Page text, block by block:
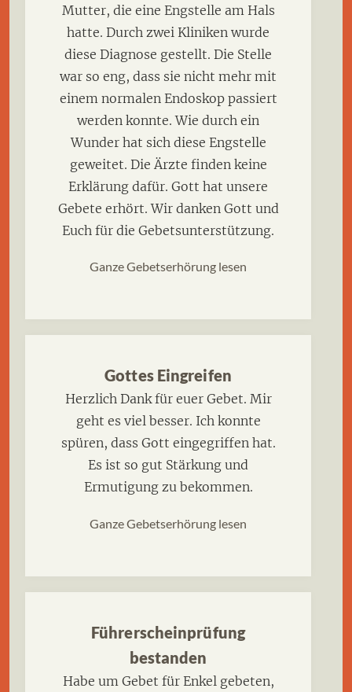
Mutter, die eine Engstelle am Hals
hatte. Durch zwei Kliniken wurde
diese Diagnose gestellt. Die Stelle
war so eng, dass sie nicht mehr mit
einem normalen Endoskop passiert
werden konnte. Wie durch ein
Wunder hat sich diese Engstelle
geweitet. Die Ärzte finden keine
Erklärung dafür. Gott hat unsere
Gebete erhört. Wir danken Gott und
Euch für die Gebetsunterstützung.
Ganze Gebetserhörung lesen
Gottes Eingreifen
Herzlich Dank für euer Gebet. Mir
geht es viel besser. Ich konnte
spüren, dass Gott eingegriffen hat.
Es ist so gut Stärkung und
Ermutigung zu bekommen.
Ganze Gebetserhörung lesen
Führerscheinprüfung
bestanden
Habe um Gebet für Enkel gebeten,